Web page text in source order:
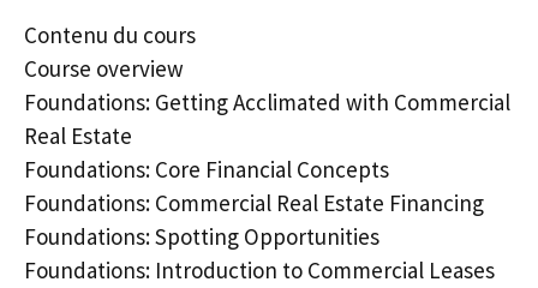
Contenu du cours
Course overview
Foundations: Getting Acclimated with Commercial
Real Estate
Foundations: Core Financial Concepts
Foundations: Commercial Real Estate Financing
Foundations: Spotting Opportunities
Foundations: Introduction to Commercial Leases